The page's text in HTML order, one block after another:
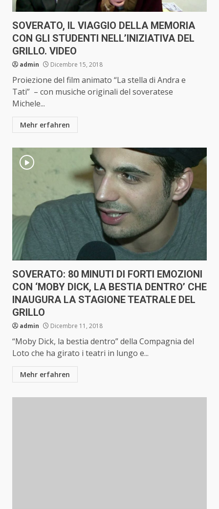
SOVERATO, IL VIAGGIO DELLA MEMORIA
CON GLI STUDENTI NELL’INIZIATIVA DEL
GRILLO. VIDEO
admin Dicembre 15, 2018
Proiezione del film animato “La stella di Andra e
Tati” – con musiche originali del soveratese
Michele...
Mehr erfahren
SOVERATO: 80 MINUTI DI FORTI EMOZIONI
CON ‘MOBY DICK, LA BESTIA DENTRO’ CHE
INAUGURA LA STAGIONE TEATRALE DEL
GRILLO
admin Dicembre 11, 2018
“Moby Dick, la bestia dentro” della Compagnia del
Loto che ha girato i teatri in lungo e...
Mehr erfahren